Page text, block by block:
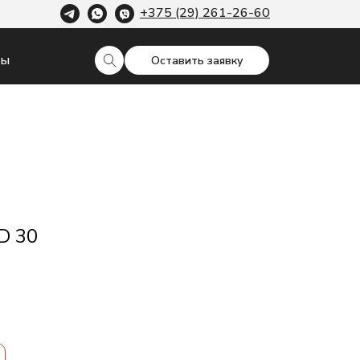
Оставить заявку
+375 (29) 261-26-60
30